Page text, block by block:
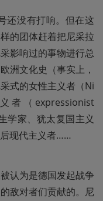
还没有打响。但在这
的团体赶着把尼采拉
影响过的事物进行总
洲文化史（事实上，
式的女性主义者（Ni
者（expressionist
学家、犹太复国主义
现代主义者……
认为是德国发起战争
敌对者们贡献的。尼